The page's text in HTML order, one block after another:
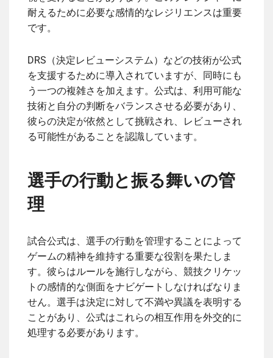
耐えるために必要な感情的なレジリエンスは重要
です。
DRS（決定レビューシステム）などの技術が公式
を支援するために導入されていますが、同時にも
う一つの複雑さを加えます。公式は、利用可能な
技術と自分の判断をバランスさせる必要があり、
彼らの決定が依然として挑戦され、レビューされ
る可能性があることを認識しています。
選手の行動と振る舞いの管
理
試合公式は、選手の行動を管理することによって
ゲームの精神を維持する重要な役割を果たしま
す。彼らはルールを施行しながら、競技クリケッ
トの感情的な側面をナビゲートしなければなりま
せん。選手は決定に対して不満や異議を表明する
ことがあり、公式はこれらの相互作用を外交的に
処理する必要があります。